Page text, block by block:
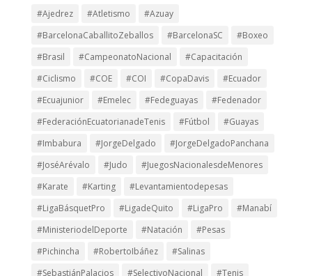
#Ajedrez #Atletismo
#Azuay
#BarcelonaCaballitoZeballos
#BarcelonaSC
#Boxeo
#Brasil
#CampeonatoNacional
#Capacitación
#Ciclismo
#COE #COI #CopaDavis
#Ecuador
#Ecuajunior
#Emelec #Fedeguayas
#Fedenador
#FederaciónEcuatorianadeTenis
#Fútbol
#Guayas
#Imbabura
#JorgeDelgado
#JorgeDelgadoPanchana
#JoséArévalo
#Judo
#JuegosNacionalesdeMenores
#Karate
#Karting
#Levantamientodepesas
#LigaBásquetPro
#LigadeQuito #LigaPro
#Manabí
#MinisteriodelDeporte
#Natación
#Pesas
#Pichincha
#RobertoIbáñez
#Salinas
#SebastiánPalacios
#SelectivoNacional #Tenis